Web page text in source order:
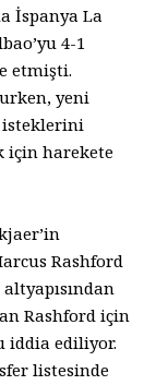
İspanya La
4-1
etmişti.
yeni
için harekete
Rashford
Rashford için
iddia ediliyor.
listesinde